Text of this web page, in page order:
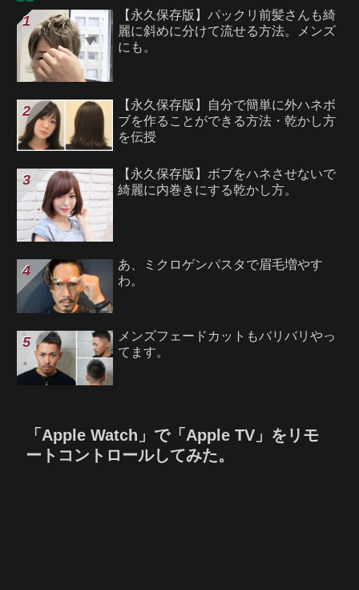
【永久保存版】パックリ前髪さんも綺
麗に斜めに分けて流せる方法。メンズ
にも。
【永久保存版】自分で簡単に外ハネボ
ブを作ることができる方法・乾かし方
を伝授
【永久保存版】ボブをハネさせないで
綺麗に内巻きにする乾かし方。
あ、ミクロゲンパスタで眉毛増やす
わ。
メンズフェードカットもバリバリやっ
てます。
「Apple Watch」で「Apple TV」をリモ
ートコントロールしてみた。